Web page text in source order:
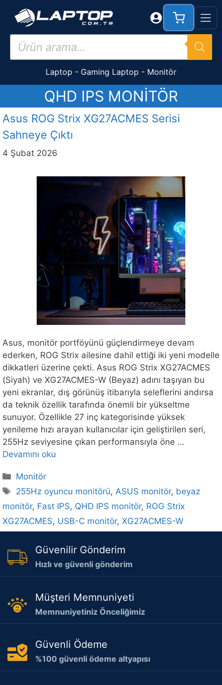
Products
search
Laptop - Gaming Laptop - Monitör
QHD IPS MONITÖR
Asus ROG Strix XG27ACMES Serisi
Sahneye Çıktı
4 Şubat 2026
Asus, monitör portföyünü güçlendirmeye devam
ederken, ROG Strix ailesine dahil ettiği iki yeni modelle
dikkatleri üzerine çekti. Asus ROG Strix XG27ACMES
(Siyah) ve XG27ACMES-W (Beyaz) adını taşıyan bu
yeni ekranlar, dış görünüş itibarıyla seleflerini andırsa
da teknik özellik tarafında önemli bir yükseltme
sunuyor. Özellikle 27 inç kategorisinde yüksek
yenileme hızı arayan kullanıcılar için geliştirilen seri,
255Hz seviyesine çıkan performansıyla öne …
Devamını oku
Kategoriler
Monitör
Etiketler
255Hz oyuncu monitörü,ASUS monitör, beyaz
monitör, Fast IPS, QHD IPS monitör, ROG Strix
XG27ACMES, USB-C monitör, XG27ACMES-W
Güvenilir Gönderim
Hızlı ve güvenli gönderim
Müşteri Memnuniyeti
Memnuniyetiniz Önceliğimiz
Güvenli Ödeme
%100 güvenli ödeme altyapısı